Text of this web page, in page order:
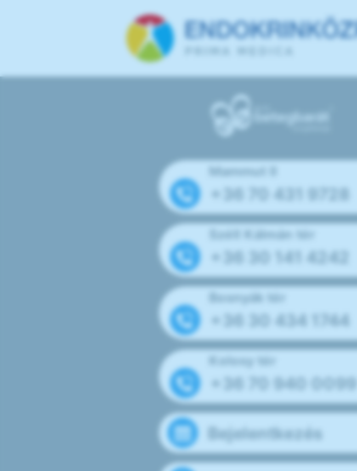
Mammut II
+36 70 431 9728
Széll Kálmán tér
+36 30 141 4242
Bosnyák tér
+36 30 434 1744
Kolosy tér
+36 70 940 0099
Bejelentkezés